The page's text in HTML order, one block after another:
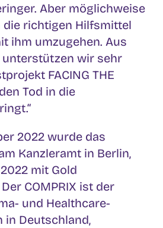
Aber möglichweise
die richtigen Hilfsmittel
ihm umzugehen. Aus
unterstützen wir sehr
FACING THE
Tod in die
2022 wurde das
Kanzleramt in Berlin,
mit Gold
COMPRIX ist der
und Healthcare-
in Deutschland,